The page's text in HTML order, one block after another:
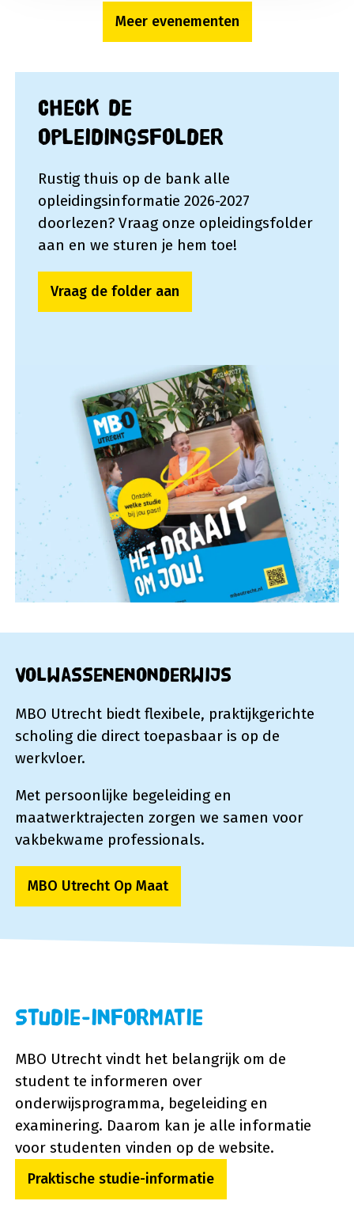
Meer evenementen
Check de
opleidingsfolder
Rustig thuis op de bank alle
opleidingsinformatie 2026-2027
doorlezen? Vraag onze opleidingsfolder
aan en we sturen je hem toe!
Vraag de folder aan
Volwassenenonderwijs
MBO Utrecht biedt flexibele, praktijkgerichte
scholing die direct toepasbaar is op de
werkvloer.
Met persoonlijke begeleiding en
maatwerktrajecten zorgen we samen voor
vakbekwame professionals.
MBO Utrecht Op Maat
Studie-informatie
MBO Utrecht vindt het belangrijk om de
student te informeren over
onderwijsprogramma, begeleiding en
examinering. Daarom kan je alle informatie
voor studenten vinden op de website.
Praktische studie-informatie